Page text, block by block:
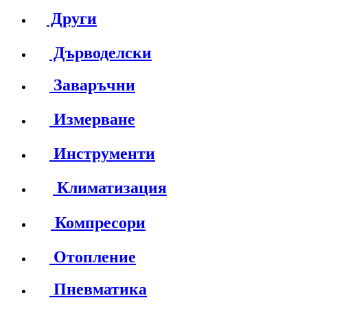
Други
Дърводелски
Заваръчни
Измерване
Инструменти
Климатизация
Компресори
Отопление
Пневматика